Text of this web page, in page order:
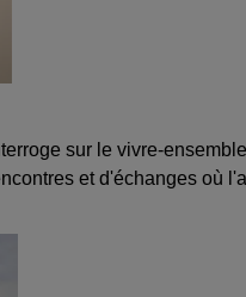
sur le vivre-ensemble
et d'échanges où